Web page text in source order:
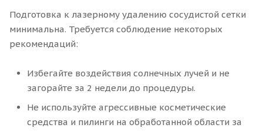
Подготовка к лазерному удалению сосудистой сетки
минимальна. Требуется соблюдение некоторых
рекомендаций:
Избегайте воздействия солнечных лучей и не
загорайте за 2 недели до процедуры.
Не используйте агрессивные косметические
средства и пилинги на обработанной области за